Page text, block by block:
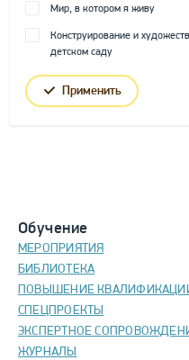
Мир, в котором я живу
Конструирование и
детском саду
Применить
Обучение
МЕРОПРИЯТИЯ
БИБЛИОТЕКА
ПОВЫШЕНИЕ
СПЕЦПРОЕКТЫ
ЭКСПЕРТНОЕ
ЖУРНАЛЫ